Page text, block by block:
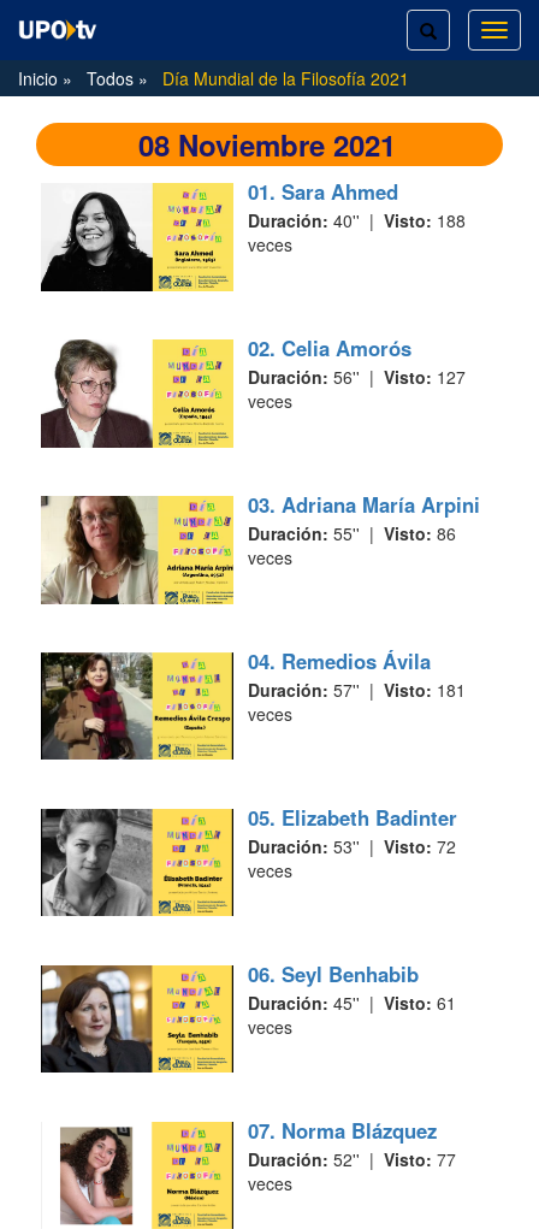
TOGGLE
SEARCH
Inicio
Todos Día Mundial de la Filosofía 2021
08 Noviembre 2021
01. Sara Ahmed
Duración: 40'' | Visto: 188
veces
02. Celia Amorós
Duración: 56'' | Visto: 127
veces
03. Adriana María Arpini
Duración: 55'' | Visto: 86
veces
04. Remedios Ávila
Duración: 57'' | Visto: 181
veces
05. Elizabeth Badinter
Duración: 53'' | Visto: 72
veces
06. Seyl Benhabib
Duración: 45'' | Visto: 61
veces
07. Norma Blázquez
Duración: 52'' | Visto: 77
veces